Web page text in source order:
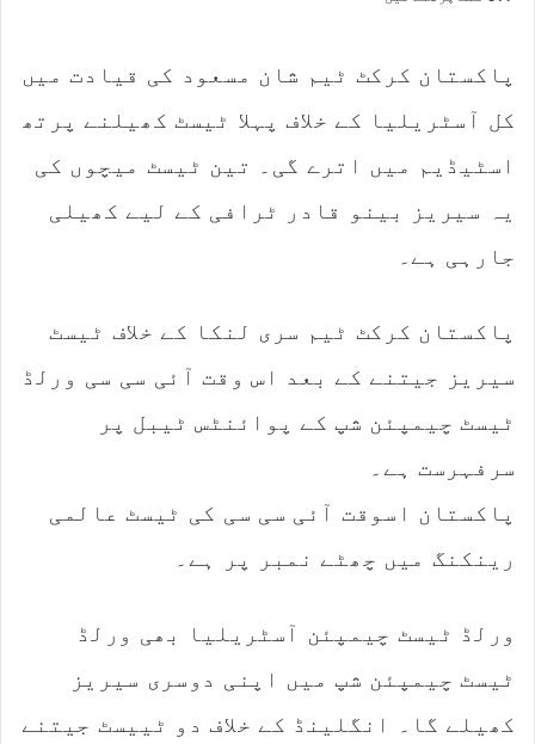
a
e
i
پاکستان کرکٹ ٹیم شان مسعود کی قیادت میں
کل آسٹریلیا کے خلاف پہلا ٹیسٹ کھیلنے پرتھ
اسٹیڈیم میں اترے گی۔ تین ٹیسٹ میچوں کی
یہ سیریز بینو قادر ٹرافی کے لیے کھیلی
جارہی ہے۔
پاکستان کرکٹ ٹیم سری لنکا کے خلاف ٹیسٹ
سیریز جیتنے کے بعد اس وقت آئی سی سی ورلڈ
ٹیسٹ چیمپئن شپ کے پوائنٹس ٹیبل پر
سرفہرست ہے۔
پاکستان اسوقت آئی سی سی کی ٹیسٹ عالمی
رینکنگ میں چھٹے نمبر پر ہے۔
ورلڈ ٹیسٹ چیمپئن آسٹریلیا بھی ورلڈ
ٹیسٹ چیمپئن شپ میں اپنی دوسری سیریز
کھیلے گا۔ انگلینڈ کے خلاف دو ٹییسٹ جیتنے